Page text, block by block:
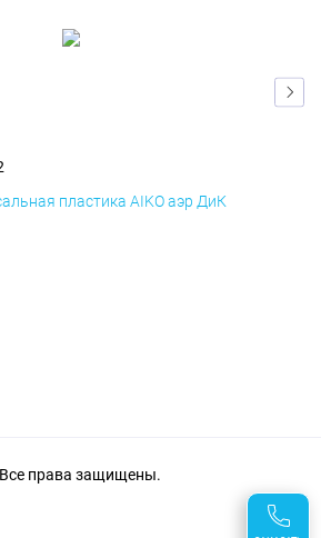
пластика AIKO аэр ДиК
права защищены.